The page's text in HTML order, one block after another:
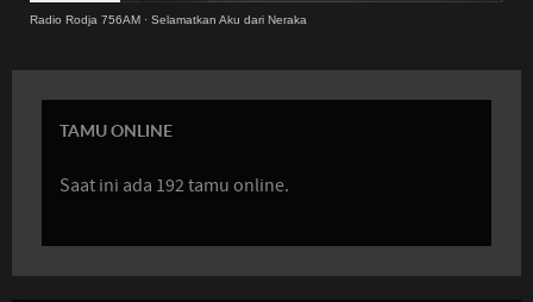
Radio Rodja 756AM · Selamatkan Aku dari Neraka
TAMU ONLINE
Saat ini ada 192 tamu online.